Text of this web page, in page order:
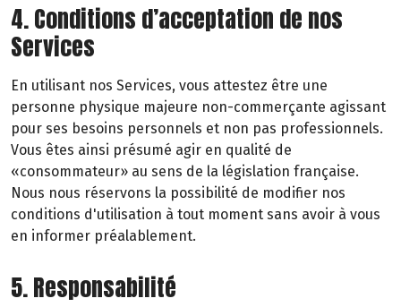
4. Conditions d’acceptation de nos
Services
En utilisant nos Services, vous attestez être une
personne physique majeure non-commerçante agissant
pour ses besoins personnels et non pas professionnels.
Vous êtes ainsi présumé agir en qualité de
«consommateur» au sens de la législation française.
Nous nous réservons la possibilité de modifier nos
conditions d'utilisation à tout moment sans avoir à vous
en informer préalablement.
5. Responsabilité